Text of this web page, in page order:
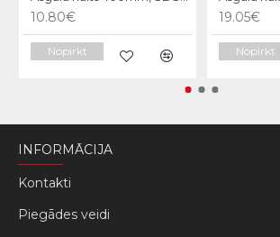
10.80€
Nopirkt
19.05€
Nopirkt
INFORMĀCIJA
Kontakti
Piegādes veidi